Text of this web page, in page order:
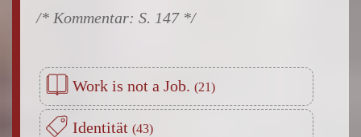
S. 147
Work is not a Job.
Identität